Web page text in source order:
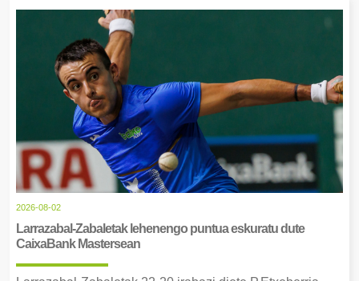
2026-08-02
Larrazabal-Zabaletak lehenengo puntua eskuratu dute
CaixaBank Mastersean